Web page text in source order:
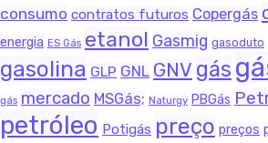
consumo contratos futuros Copergás
energia ES Gás etanol Gasmig gasoduto
gasolina GLP GNL GNV gás
gás mercado MSGás; Naturgy PBGás
petróleo Potigás preço preços